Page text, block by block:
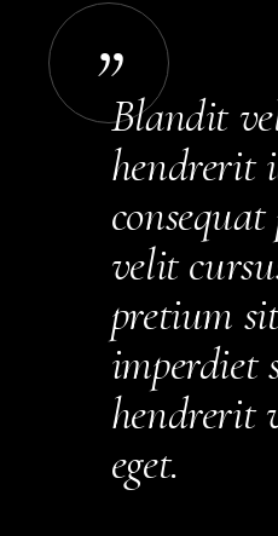
Blandit
hendrerit
velit
pretium
imperdiet
hendrerit
eget.